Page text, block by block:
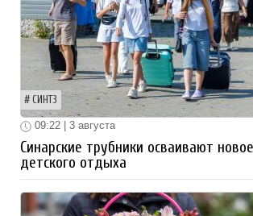
СИНТЗ
09:22 | 3 августа
Синарские трубники осваивают
детского отдыха